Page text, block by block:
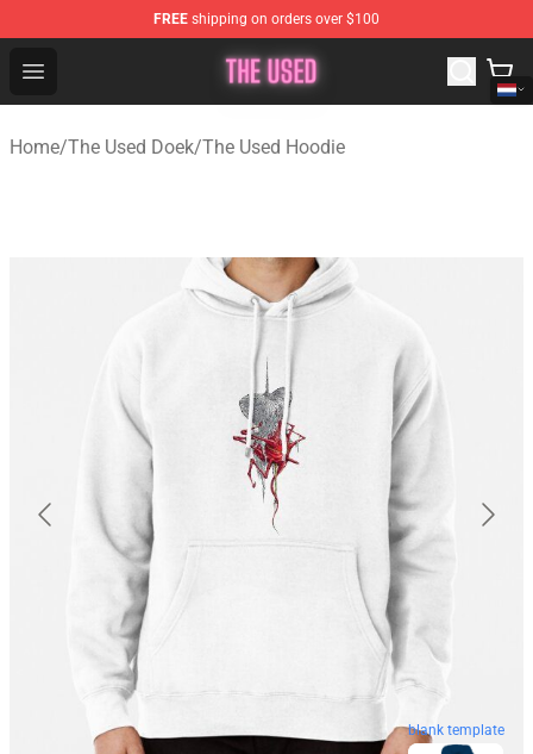
FREE shipping on orders over $100
Open menu
The Used Store - Official The Used Merchandise Shop
Home/The Used Doek/The Used Hoodie
blank template